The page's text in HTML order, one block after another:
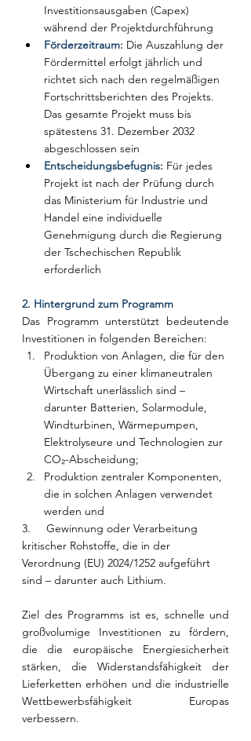
Investitionsausgaben (Capex)
während der Projektdurchführung
Förderzeitraum: Die Auszahlung der
Fördermittel erfolgt jährlich und
richtet sich nach den regelmäßigen
Fortschrittsberichten des Projekts.
Das gesamte Projekt muss bis
spätestens 31. Dezember 2032
abgeschlossen sein
Entscheidungsbefugnis: Für jedes
Projekt ist nach der Prüfung durch
das Ministerium für Industrie und
Handel eine individuelle
Genehmigung durch die Regierung
der Tschechischen Republik
erforderlich
2. Hintergrund zum Programm
Das Programm unterstützt bedeutende
Investitionen in folgenden Bereichen:
Produktion von Anlagen, die für den
Übergang zu einer klimaneutralen
Wirtschaft unerlässlich sind –
darunter Batterien, Solarmodule,
Windturbinen, Wärmepumpen,
Elektrolyseure und Technologien zur
CO₂-Abscheidung;
Produktion zentraler Komponenten,
die in solchen Anlagen verwendet
werden und
3.     Gewinnung oder Verarbeitung
kritischer Rohstoffe, die in der
Verordnung (EU) 2024/1252 aufgeführt
sind – darunter auch Lithium.
Ziel des Programms ist es, schnelle und
großvolumige Investitionen zu fördern,
die die europäische Energiesicherheit
stärken, die Widerstandsfähigkeit der
Lieferketten erhöhen und die industrielle
Wettbewerbsfähigkeit Europas
verbessern.